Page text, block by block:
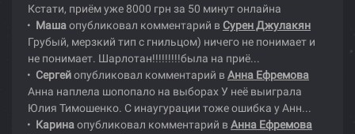
Кстати, приём уже 8000 грн за 50 минут онлайна
Машаопубликовал комментарий в Сурен Джулакян
Грубый, мерзкий тип с гнильцом) ничего не понимает и
не понимает. Шарлотан!!!!!!!!!была на приё...
Сергейопубликовал комментарий в Анна Ефремова
Анна наплела шопопало на выборах У неё выиграла
Юлия Тимошенко. С инаугурации тоже ошибка у Анн...
Каринаопубликовал комментарий в Анна Ефремова